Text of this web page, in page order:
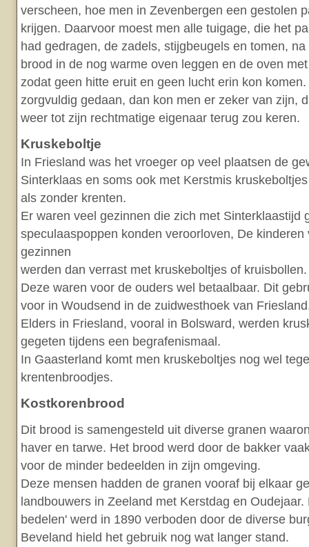
verscheen, hoe men in Zevenbergen een gestolen
krijgen. Daarvoor moest men alle tuigage, die het
had gedragen, de zadels, stijgbeugels en tomen,
brood in de nog warme oven leggen en de oven
zodat geen hitte eruit en geen lucht erin kon
zorgvuldig gedaan, dan kon men er zeker van zijn,
weer tot zijn rechtmatige eigenaar terug zou keren.
Kruskeboltje
In Friesland was het vroeger op veel plaatsen de
Sinterklaas en soms ook met Kerstmis
als zonder krenten.
Er waren veel gezinnen die zich met Sinterklaastijd
speculaaspoppen konden veroorloven, De kinderen
gezinnen
werden dan verrast met kruskeboltjes of kruisbollen.
Deze waren voor de ouders wel betaalbaar. Dit
voor in Woudsend in de zuidwesthoek van
Elders in Friesland, vooral in Bolsward, werden
gegeten tijdens een begrafenismaal.
In Gaasterland komt men kruskeboltjes nog wel
krentenbroodjes.
Kostkorenbrood
Dit brood is samengesteld uit diverse granen
haver en tarwe. Het brood werd door de bakker
voor de minder bedeelden in zijn omgeving.
Deze mensen hadden de granen vooraf bij elkaar
landbouwers in Zeeland met Kerstdag en Oudejaar.
bedelen' werd in 1890 verboden door de diverse
Beveland hield het gebruik nog wat langer stand.